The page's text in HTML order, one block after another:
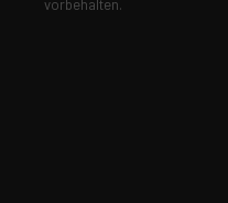
vorbehalten.